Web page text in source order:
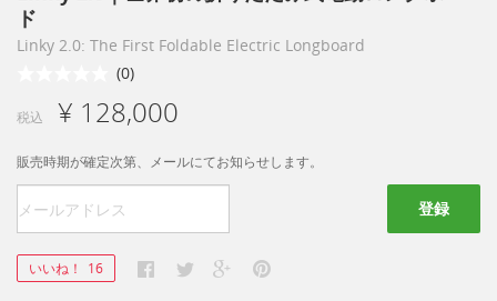
ド
Linky 2.0: The First Foldable Electric Longboard
(0)
税込 ¥ 128,000
販売時期が確定次第、メールにてお知らせします。
登録
いいね！ 16